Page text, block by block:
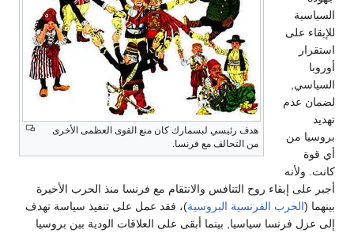
هدف رئيسي لبسمارك كان منع القوى العظمى الأخرى
من التحالف مع فرنسا.
السياسية
للإبقاء على
استقرار
أوروبا
السياسي,
لضمان عدم
تهديد
بروسيا من
أي قوة
كانت. ولأنه
أجبر على إبقاء روح التنافس والانتقام مع فرنسا منذ الحرب الأخيرة
بينهما (الحرب الفرنسية البروسية)، فقد عمل على تنفيذ سياسة تهدف
إلى عزل فرنسا سياسيا, بينما أبقى على العلاقات الودية بين بروسيا